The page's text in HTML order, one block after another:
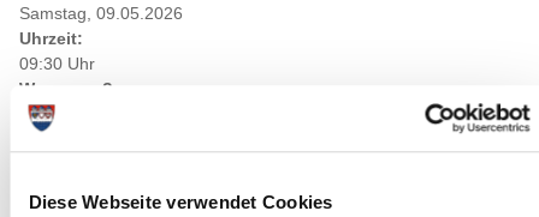
Diese Webseite verwendet Cookies
Samstag, 09.05.2026
Uhrzeit:
09:30 Uhr
Wo genau?
Gemeindehaus bei der Kirche Hohenlockstedt, Finnische Alee 27